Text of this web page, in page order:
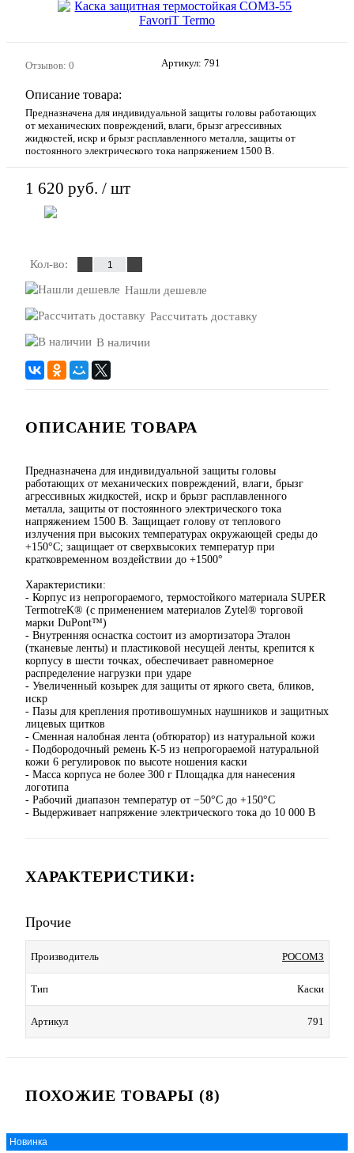
Отзывов: 0 Артикул: 791
Описание товара:
Предназначена для индивидуальной защиты головы работающих
от механических повреждений, влаги, брызг агрессивных
жидкостей, искр и брызг расплавленного металла, защиты от
постоянного электрического тока напряжением 1500 В.
1 620 руб. / шт
Кол-во:
Нашли дешевле
Рассчитать доставку
В наличии
ОПИСАНИЕ ТОВАРА
Предназначена для индивидуальной защиты головы
работающих от механических повреждений, влаги, брызг
агрессивных жидкостей, искр и брызг расплавленного
металла, защиты от постоянного электрического тока
напряжением 1500 В. Защищает голову от теплового
излучения при высоких температурах окружающей среды до
+150°С; защищает от сверхвысоких температур при
кратковременном воздействии до +1500°
Характеристики:
- Корпус из непрогораемого, термостойкого материала SUPER
TermotreK® (с применением материалов Zytel® торговой
марки DuPont™)
- Внутренняя оснастка состоит из амортизатора Эталон
(тканевые ленты) и пластиковой несущей ленты, крепится к
корпусу в шести точках, обеспечивает равномерное
распределение нагрузки при ударе
- Увеличенный козырек для защиты от яркого света, бликов,
искр
- Пазы для крепления противошумных наушников и защитных
лицевых щитков
- Сменная налобная лента (обтюратор) из натуральной кожи
- Подбородочный ремень К-5 из непрогораемой натуральной
кожи 6 регулировок по высоте ношения каски
- Масса корпуса не более 300 г Площадка для нанесения
логотипа
- Рабочий диапазон температур от −50°С до +150°С
- Выдерживает напряжение электрического тока до 10 000 В
ХАРАКТЕРИСТИКИ:
Прочие
Производитель РОСОМЗ
Тип Каски
Артикул 791
ПОХОЖИЕ ТОВАРЫ (8)
Новинка